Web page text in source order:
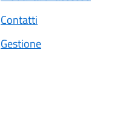
Contatti
Gestione